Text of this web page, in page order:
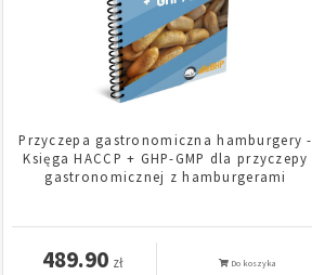
Przyczepa gastronomiczna hamburgery -
Księga HACCP + GHP-GMP dla przyczepy
gastronomicznej z hamburgerami
489.90 zł Do koszyka